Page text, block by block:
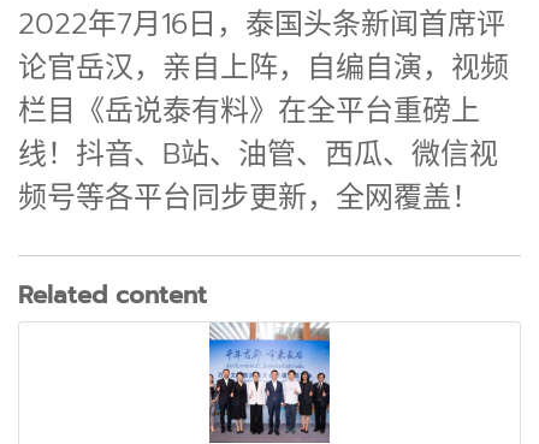
2022年7月16日，泰国头条新闻首席评
论官岳汉，亲自上阵，自编自演，视频
栏目《岳说泰有料》在全平台重磅上
线！抖音、B站、油管、西瓜、微信视
频号等各平台同步更新，全网覆盖！
Related content